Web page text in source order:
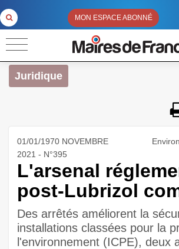
MON ESPACE ABONNÉ
Juridique
01/01/1970 NOVEMBRE
2021 - N°395
L'arsenal
post-Lubrizol
Des arrêtés améliorent la
installations classées pour la
l'environnement (ICPE), deux